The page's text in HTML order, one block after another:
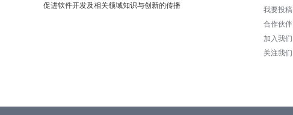
促进软件开发及相关领域知识与创新的传播
我要投稿
合作伙伴
加入我们
关注我们